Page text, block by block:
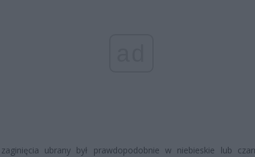
ubrany był prawdopodobnie w niebieskie lub